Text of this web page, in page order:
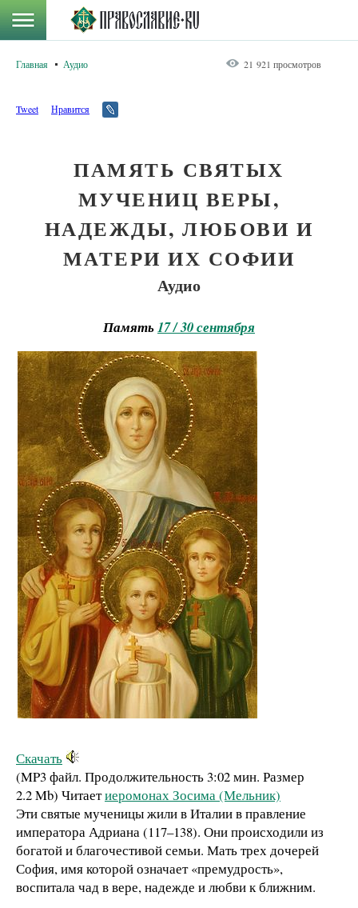
Главная Аудио 21 921 просмотров
Tweet Нравится
ПАМЯТЬ СВЯТЫХ
МУЧЕНИЦ ВЕРЫ,
НАДЕЖДЫ, ЛЮБОВИ И
МАТЕРИ ИХ СОФИИ
Аудио
Память17 / 30 сентября
Скачать
(MP3 файл. Продолжительность3:02 мин. Размер
2.2 Mb) Читаетиеромонах Зосима (Мельник)
Эти святые мученицы жили в Италии в правление
императора Адриана (117–138). Они происходили из
богатой и благочестивой семьи. Мать трех дочерей
София, имя которой означает «премудрость»,
воспитала чад в вере, надежде и любви к ближним.